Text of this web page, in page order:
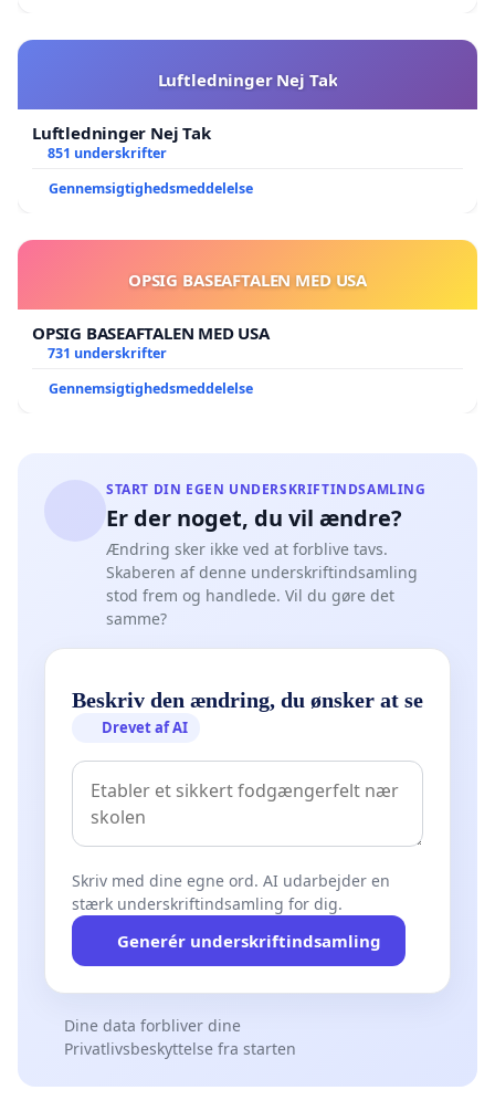
Luftledninger Nej Tak
Luftledninger Nej Tak
851 underskrifter
Gennemsigtighedsmeddelelse
OPSIG BASEAFTALEN MED USA
OPSIG BASEAFTALEN MED USA
731 underskrifter
Gennemsigtighedsmeddelelse
START DIN EGEN UNDERSKRIFTINDSAMLING
Er der noget, du vil ændre?
Ændring sker ikke ved at forblive tavs.
Skaberen af denne underskriftindsamling
stod frem og handlede. Vil du gøre det
samme?
Beskriv den ændring, du ønsker at se
Drevet af AI
Skriv med dine egne ord. AI udarbejder en
stærk underskriftindsamling for dig.
Generér underskriftindsamling
Dine data forbliver dine
Privatlivsbeskyttelse fra starten